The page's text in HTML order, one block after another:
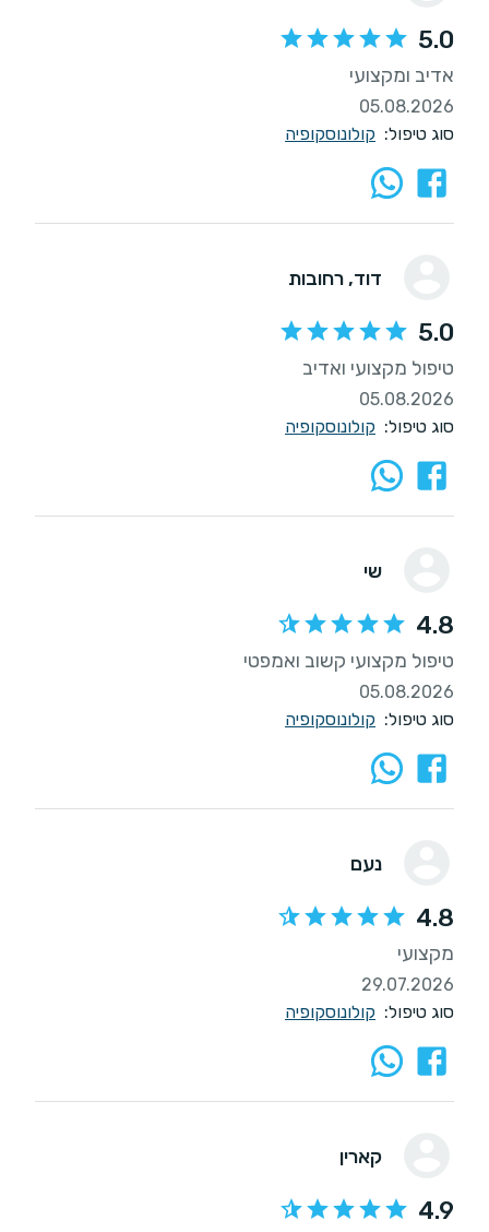
5.0
אדיב ומקצועי
05.08.2026
סוג טיפול: קולונוסקופיה
דוד, רחובות
5.0
טיפול מקצועי ואדיב
05.08.2026
סוג טיפול: קולונוסקופיה
שי
4.8
טיפול מקצועי קשוב ואמפטי
05.08.2026
סוג טיפול: קולונוסקופיה
נעם
4.8
מקצועי
29.07.2026
סוג טיפול: קולונוסקופיה
קארין
4.9